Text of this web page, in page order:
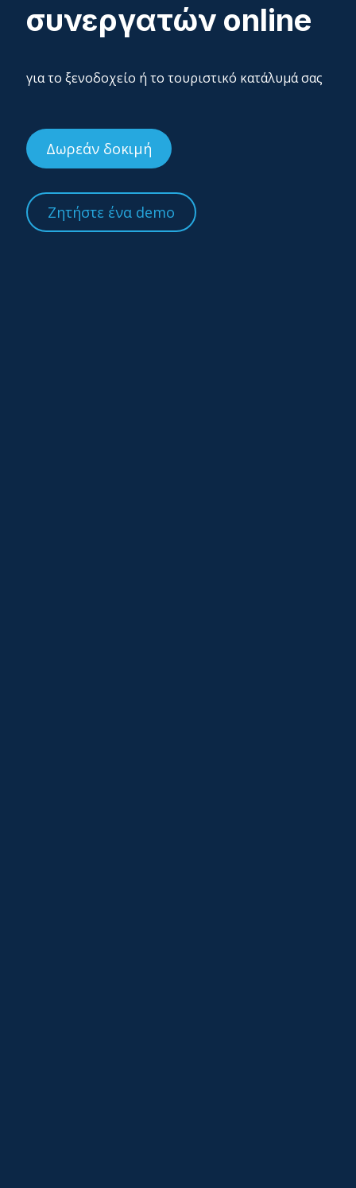
συνεργατών online
για το ξενοδοχείο ή το τουριστικό κατάλυμά σας
Δωρεάν δοκιμή
Ζητήστε ένα demo